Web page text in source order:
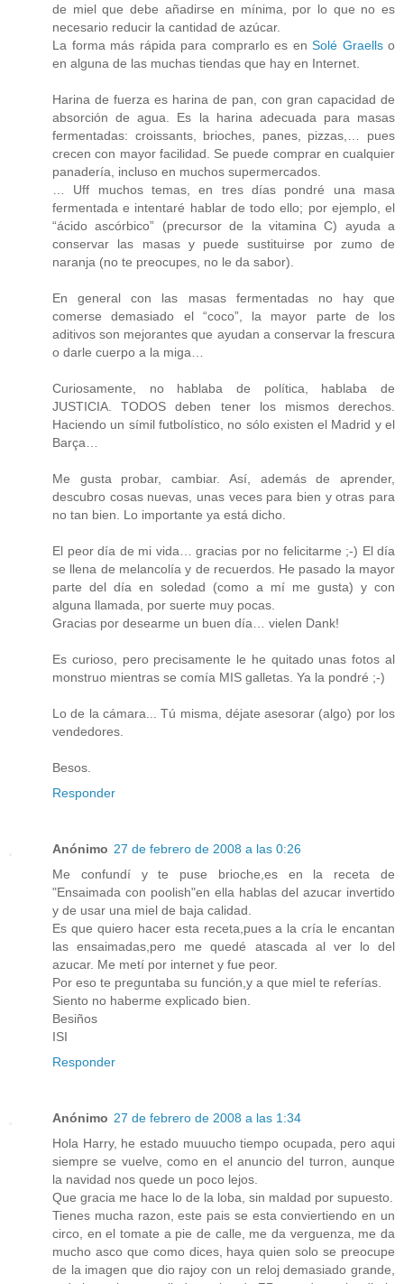
de miel que debe añadirse en mínima, por lo que no es
necesario reducir la cantidad de azúcar.
La forma más rápida para comprarlo es en Solé Graellso
en alguna de las muchas tiendas que hay en Internet.
Harina de fuerza es harina de pan, con gran capacidad de
absorción de agua. Es la harina adecuada para masas
fermentadas: croissants, brioches, panes, pizzas,… pues
crecen con mayor facilidad. Se puede comprar en cualquier
panadería, incluso en muchos supermercados.
… Uff muchos temas, en tres días pondré una masa
fermentada e intentaré hablar de todo ello; por ejemplo, el
“ácido ascórbico” (precursor de la vitamina C) ayuda a
conservar las masas y puede sustituirse por zumo de
naranja (no te preocupes, no le da sabor).
En general con las masas fermentadas no hay que
comerse demasiado el “coco”, la mayor parte de los
aditivos son mejorantes que ayudan a conservar la frescura
o darle cuerpo a la miga…
Curiosamente, no hablaba de política, hablaba de
JUSTICIA. TODOS deben tener los mismos derechos.
Haciendo un símil futbolístico, no sólo existen el Madrid y el
Barça…
Me gusta probar, cambiar. Así, además de aprender,
descubro cosas nuevas, unas veces para bien y otras para
no tan bien. Lo importante ya está dicho.
El peor día de mi vida… gracias por no felicitarme ;-) El día
se llena de melancolía y de recuerdos. He pasado la mayor
parte del día en soledad (como a mí me gusta) y con
alguna llamada, por suerte muy pocas.
Gracias por desearme un buen día… vielen Dank!
Es curioso, pero precisamente le he quitado unas fotos al
monstruo mientras se comía MIS galletas. Ya la pondré ;-)
Lo de la cámara... Tú misma, déjate asesorar (algo) por los
vendedores.
Besos.
Responder
Anónimo 27 de febrero de 2008 a las 0:26
Me confundí y te puse brioche,es en la receta de
"Ensaimada con poolish"en ella hablas del azucar invertido
y de usar una miel de baja calidad.
Es que quiero hacer esta receta,pues a la cría le encantan
las ensaimadas,pero me quedé atascada al ver lo del
azucar. Me metí por internet y fue peor.
Por eso te preguntaba su función,y a que miel te referías.
Siento no haberme explicado bien.
Besiños
ISI
Responder
Anónimo 27 de febrero de 2008 a las 1:34
Hola Harry, he estado muuucho tiempo ocupada, pero aqui
siempre se vuelve, como en el anuncio del turron, aunque
la navidad nos quede un poco lejos.
Que gracia me hace lo de la loba, sin maldad por supuesto.
Tienes mucha razon, este pais se esta conviertiendo en un
circo, en el tomate a pie de calle, me da verguenza, me da
mucho asco que como dices, haya quien solo se preocupe
de la imagen que dio rajoy con un reloj demasiado grande,